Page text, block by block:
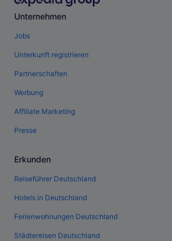
Unternehmen
Jobs
Unterkunft registrieren
Partnerschaften
Werbung
Affiliate Marketing
Presse
Erkunden
Reiseführer Deutschland
Hotels in Deutschland
Ferienwohnungen Deutschland
Städtereisen Deutschland